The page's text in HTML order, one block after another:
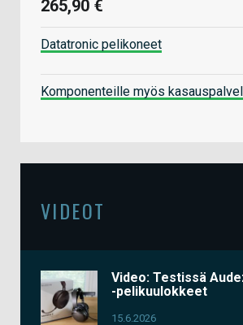
265,90 €
Datatronic pelikoneet
Komponenteille myös
VIDEOT
Video: Testissä
-pelikuulokkeet
15.6.2026